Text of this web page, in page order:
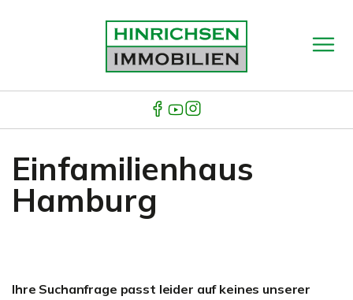
Einfamilienhaus
Hamburg
Ihre Suchanfrage passt leider auf keines unserer